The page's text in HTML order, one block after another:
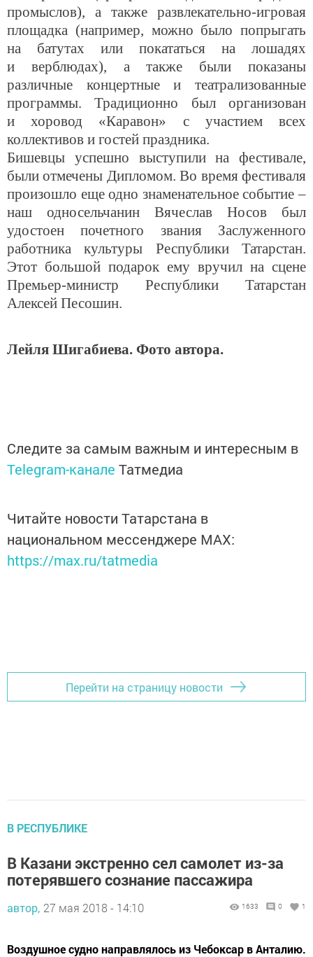
промыслов), а также развлекательно-игровая
площадка (например, можно было попрыгать
на батутах или покататься на лошадях
и верблюдах), а также были показаны
различные концертные и театрализованные
программы. Традиционно был организован
и хоровод «Каравон» с участием всех
коллективов и гостей праздника.
Бишевцы успешно выступили на фестивале,
были отмечены Дипломом. Во время фестиваля
произошло еще одно знаменательное событие –
наш односельчанин Вячеслав Носов был
удостоен почетного звания Заслуженного
работника культуры Республики Татарстан.
Этот большой подарок ему вручил на сцене
Премьер-министр Республики Татарстан
Алексей Песошин.
Лейля Шигабиева. Фото автора.
Следите за самым важным и интересным в
Telegram-канале Татмедиа
Читайте новости Татарстана в
национальном мессенджере MАХ:
https://max.ru/tatmedia
Перейти на страницу новости
В РЕСПУБЛИКЕ
В Казани экстренно сел самолет из-за
потерявшего сознание пассажира
автор, 27 мая 2018 - 14:10 1633 0 1
Воздушное судно направлялось из Чебоксар в Анталию.